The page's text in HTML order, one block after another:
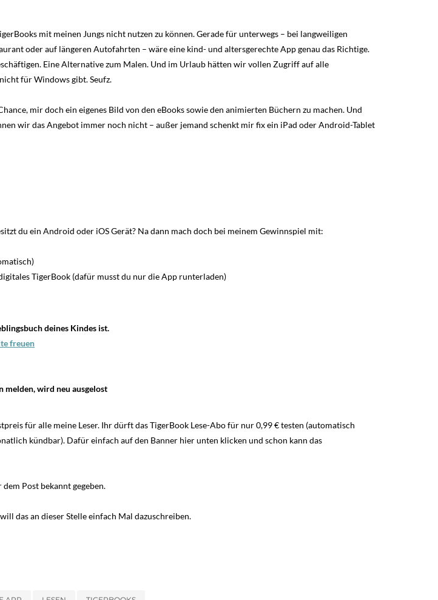
mit meinen Jungs nicht nutzen zu können. Gerade für unterwegs – bei langweiligen
oder auf längeren Autofahrten – wäre eine kind- und altersgerechte App genau das Richtige.
Eine Alternative zum Malen. Und im Urlaub hätten wir vollen Zugriff auf alle
für Windows gibt. Seufz.
mir doch ein eigenes Bild von den eBooks sowie den animierten Büchern zu machen. Und
wir das Angebot immer noch nicht – außer jemand schenkt mir fix ein iPad oder Android-Tablet
du ein Android oder iOS Gerät? Na dann mach doch bei meinem Gewinnspiel mit:
TigerBook (dafür musst du nur die App runterladen)
deines Kindes ist.
freuen
melden, wird neu ausgelost
für alle meine Leser. Ihr dürft das TigerBook Lese-Abo für nur 0,99 € testen (automatisch
kündbar). Dafür einfach auf den Banner hier unten klicken und schon kann das
Post bekannt gegeben.
das an dieser Stelle einfach Mal dazuschreiben.